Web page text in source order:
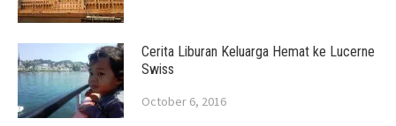
Cerita Liburan Keluarga Hemat ke Lucerne
Swiss
October 6, 2016